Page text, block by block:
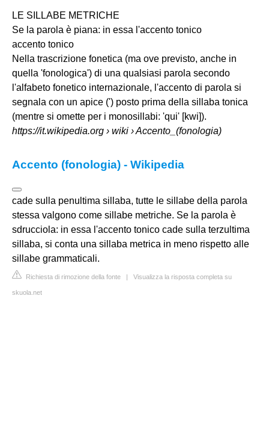
LE SILLABE METRICHE
Se la parola è piana: in essa l'accento tonico
accento tonico
Nella trascrizione fonetica (ma ove previsto, anche in
quella 'fonologica') di una qualsiasi parola secondo
l'alfabeto fonetico internazionale, l'accento di parola si
segnala con un apice (') posto prima della sillaba tonica
(mentre si omette per i monosillabi: 'qui' [kwi]).
https://it.wikipedia.org › wiki › Accento_(fonologia)
Accento (fonologia) - Wikipedia
cade sulla penultima sillaba, tutte le sillabe della parola
stessa valgono come sillabe metriche. Se la parola è
sdrucciola: in essa l'accento tonico cade sulla terzultima
sillaba, si conta una sillaba metrica in meno rispetto alle
sillabe grammaticali.
Richiesta di rimozione della fonte | Visualizza la risposta completa su
skuola.net